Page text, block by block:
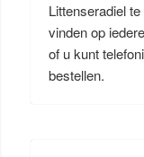
Littenseradiel
vinden op
of u kunt
bestellen.